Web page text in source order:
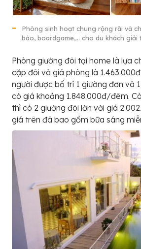
Phòng sinh hoạt chung rộng rãi và
báo, boardgame,… cho du khách giải
Phòng giường đôi tại home là lựa
cặp đôi và giá phòng là
người được bố trí 1 giường đơn và
có giá khoảng 1.848.000đ/đêm.
thì có 2 giường đôi lớn với giá
giá trên đã bao gồm bữa sáng